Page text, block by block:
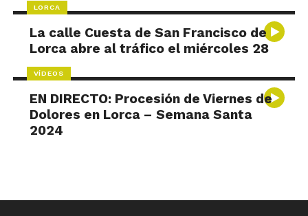
LORCA
La calle Cuesta de San Francisco de
Lorca abre al tráfico el miércoles 28
VÍDEOS
EN DIRECTO: Procesión de Viernes de
Dolores en Lorca – Semana Santa
2024